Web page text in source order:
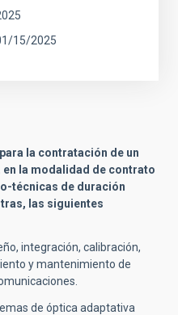
15/2025
la contratación de un
en la modalidad de contrato
técnicas de duración
las siguientes
integración, calibración,
y mantenimiento de
de óptica adaptativa